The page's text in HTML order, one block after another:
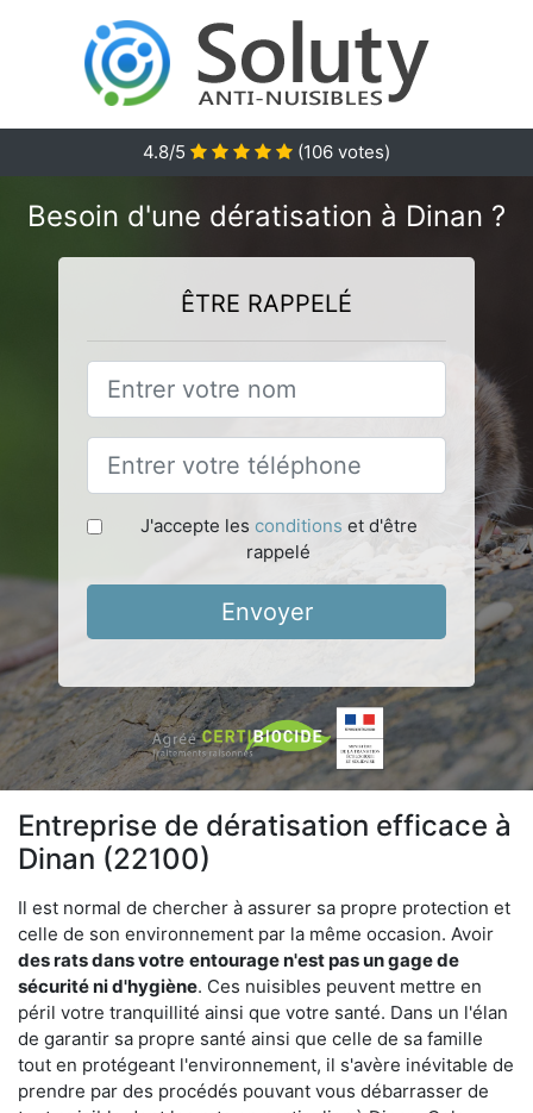
4.8/5 (106 votes)
Besoin d'une dératisation à Dinan ?
ÊTRE RAPPELÉ
J'accepte les conditions et d'être
rappelé
Envoyer
Entreprise de dératisation efficace à
Dinan (22100)
Il est normal de chercher à assurer sa propre protection et
celle de son environnement par la même occasion. Avoir
des rats dans votre entourage n'est pas un gage de
sécurité ni d'hygiène. Ces nuisibles peuvent mettre en
péril votre tranquillité ainsi que votre santé. Dans un l'élan
de garantir sa propre santé ainsi que celle de sa famille
tout en protégeant l'environnement, il s'avère inévitable de
prendre par des procédés pouvant vous débarrasser de